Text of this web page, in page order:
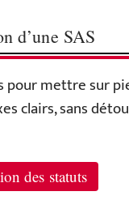
d’une SAS
pour mettre sur
clairs, sans
des statuts